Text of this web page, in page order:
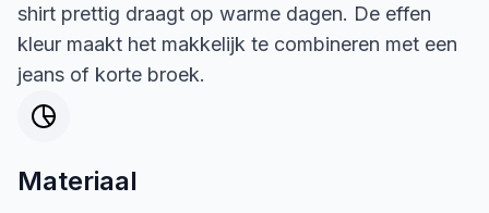
shirt prettig draagt op warme dagen. De effen
kleur maakt het makkelijk te combineren met een
jeans of korte broek.
Materiaal